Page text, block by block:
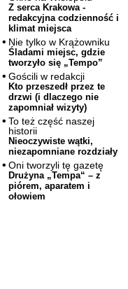
Z serca Krakowa -
redakcyjna codzienność i
klimat miejsca
Nie tylko w Krążowniku
Śladami miejsc, gdzie
tworzyło się „Tempo”
Gościli w redakcji
Kto przeszedł przez te
drzwi (i dlaczego nie
zapomniał wizyty)
To też część naszej
historii
Nieoczywiste wątki,
niezapomniane rozdziały
Oni tworzyli tę gazetę
Drużyna „Tempa“ – z
piórem, aparatem i
ołowiem